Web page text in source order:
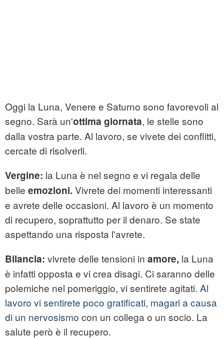
Oggi la Luna, Venere e Saturno sono favorevoli al
segno. Sarà un'ottima giornata, le stelle sono
dalla vostra parte. Al lavoro, se vivete dei conflitti,
cercate di risolverli.
Vergine: la Luna è nel segno e vi regala delle
belle emozioni. Vivrete dei momenti interessanti
e avrete delle occasioni. Al lavoro è un momento
di recupero, soprattutto per il denaro. Se state
aspettando una risposta l'avrete.
Bilancia: vivrete delle tensioni in amore, la Luna
è infatti opposta e vi crea disagi. Ci saranno delle
polemiche nel pomeriggio, vi sentirete agitati. Al
lavoro vi sentirete poco gratificati, magari a causa
di un nervosismo con un collega o un socio. La
salute però è il recupero.